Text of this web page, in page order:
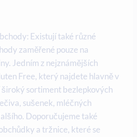
Existují také různé
zaměřené pouze na
Jedním z nejznámějších
Free, který najdete hlavně v
sortiment bezlepkových
sušenek, mléčných
Doporučujeme také
a tržnice, které se